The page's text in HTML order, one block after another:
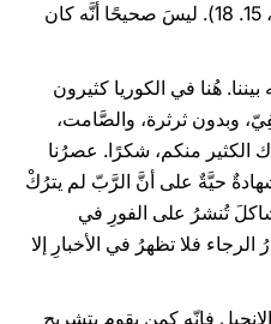
لِلبَعْل كلَّ فَم لم يُقَبِّلْه"(1 مل 19، 15. 18). ليسَ صحيحًا أنَّه كان
هُنا في الكوريا كثيرون
وبدون ثرثرة، والصَّامت،
الكثير منكم، شكرًا. عصرُنا
حيَّةٌ على أنَّ الرَّبّ لم يترُكْ
تُنشرُ على الفورِ في
فلا تظهرُ في الأخبارِ إلا
فإنّه كمن يقوم بتشريحِ